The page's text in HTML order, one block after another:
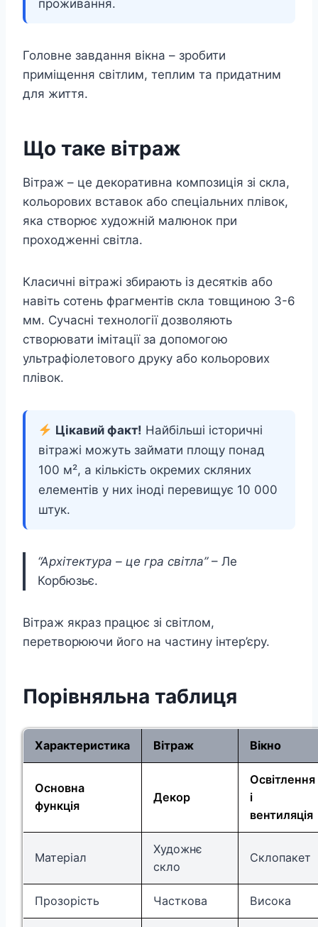
проживання.
Головне завдання вікна – зробити
приміщення світлим, теплим та придатним
для життя.
Що таке вітраж
Вітраж – це декоративна композиція зі скла,
кольорових вставок або спеціальних плівок,
яка створює художній малюнок при
проходженні світла.
Класичні вітражі збирають із десятків або
навіть сотень фрагментів скла товщиною 3-6
мм. Сучасні технології дозволяють
створювати імітації за допомогою
ультрафіолетового друку або кольорових
плівок.
Цікавий факт! Найбільші історичні
вітражі можуть займати площу понад
100 м², а кількість окремих скляних
елементів у них іноді перевищує 10 000
штук.
“Архітектура – це гра світла”– Ле
Корбюзьє.
Вітраж якраз працює зі світлом,
перетворюючи його на частину інтер’єру.
Порівняльна таблиця
Характеристика Вітраж Вікно
Основна
функція
Декор
Освітлення
і
вентиляція
Матеріал
Художнє
скло
Склопакет
Прозорість Часткова Висока